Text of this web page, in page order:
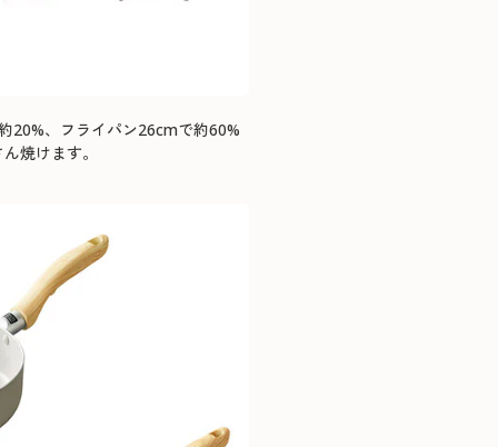
20%、フライパン26cmで約60%
焼けます。